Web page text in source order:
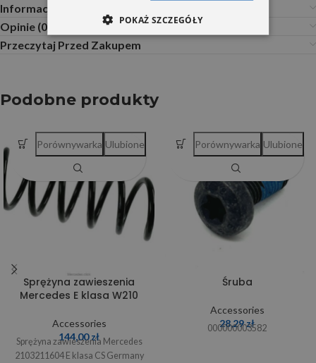
Informacje dodatkowe
Opinie (0)
Przeczytaj Przed Zakupem
Podobne produkty
Sprężyna zawieszenia
Mercedes E klasa W210
Accessories
144,00zł
Sprężyna zawieszenia Mercedes
2103211604 E klasa CS Germany
Porównywarka Ulubione
Śruba
Accessories
28,29zł
000000003582
Porównywarka Ulubione
POKAŻ SZCZEGÓŁY